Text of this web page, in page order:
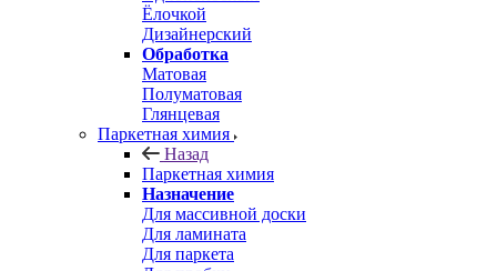
Ёлочкой
Дизайнерский
Обработка
Матовая
Полуматовая
Глянцевая
Паркетная химия
Назад
Паркетная химия
Назначение
Для массивной доски
Для ламината
Для паркета